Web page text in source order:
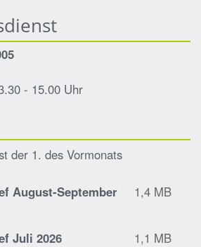
- 15.00 Uhr
der 1. des Vormonats
August-September
1,4 MB
Juli 2026
1,1 MB